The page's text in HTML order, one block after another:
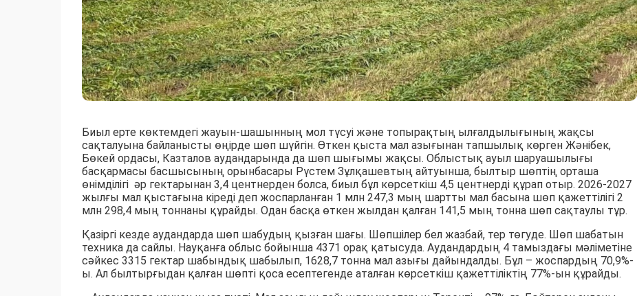
Биыл ерте көктемдегі жауын-шашынның мол түсуі және топырақтың ылғалдылығының жақсы
сақталуына байланысты өңірде шөп шүйгін. Өткен қыста мал азығынан тапшылық көрген Жәнібек,
Бөкей ордасы, Казталов аудандарында да шөп шығымы жақсы. Облыстық ауыл шаруашылығы
басқармасы басшысының орынбасары Рүстем Зұлқашевтың айтуынша, былтыр шөптің орташа
өнімділігі әр гектарынан 3,4 центнерден болса, биыл бұл көрсеткіш 4,5 центнерді құрап отыр. 2026-2027
жылғы мал қыстағына кіреді деп жоспарланған 1 млн 247,3 мың шартты мал басына шөп қажеттілігі 2
млн 298,4 мың тоннаны құрайды. Одан басқа өткен жылдан қалған 141,5 мың тонна шөп сақтаулы тұр.
Қазіргі кезде аудандарда шөп шабудың қызған шағы. Шөпшілер бел жазбай, тер төгуде. Шөп шабатын
техника да сайлы. Науқанға облыс бойынша 4371 орақ қатысуда. Аудандардың 4 тамыздағы мәліметіне
сәйкес 3315 гектар шабындық шабылып, 1628,7 тонна мал азығы дайындалды. Бұл – жоспардың 70,9%-
ы. Ал былтырғыдан қалған шөпті қоса есептегенде аталған көрсеткіш қажеттіліктің 77%-ын құрайды.